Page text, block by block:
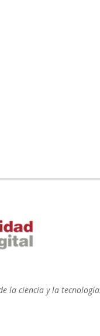
la ciencia y la tecnología.